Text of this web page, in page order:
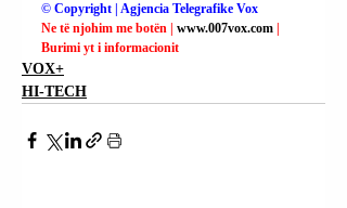
© Copyright | Agjencia Telegrafike Vox
Ne të njohim me botën | www.007vox.com
Burimi yt i informacionit
VOX+
HI-TECH